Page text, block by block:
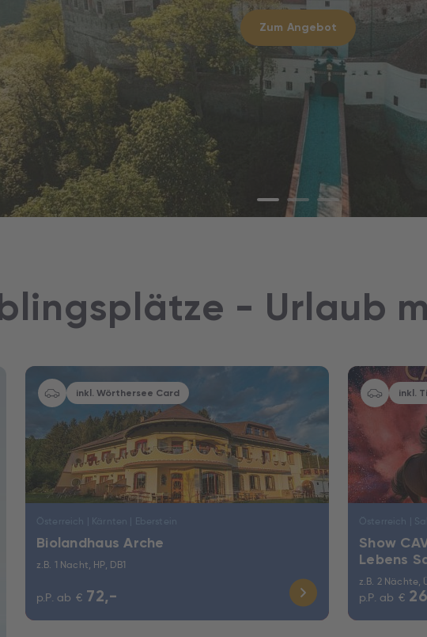
Zum Angebot
p.P. ab €1.499,-
Zum Angebot
p.P. ab €
Zum Angebot
- Urlaub
inkl. Wörthersee Card
Biolandhaus Arche
z.B. 1 Nacht, HP, DB1
p.P. ab € 72,-
inkl.
Show
Lebens
z.B. 2 Nächte,
p.P. ab €